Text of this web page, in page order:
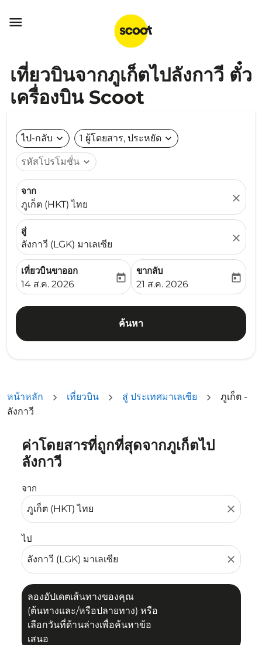

เที่ยวบินจากภูเก็ตไปลังกาวี ตั๋ว
เครื่องบิน Scoot
ไป-กลับ expand_more 1 ผู้โดยสาร, ประหยัด expand_more
รหัสโปรโมชั่น expand_more
จาก
ภูเก็ต (HKT) ไทย
close
สู่
ลังกาวี (LGK) มาเลเซีย
close
เที่ยวบินขาออก
fc-booking-departure-date-aria-label
14 ส.ค. 2026
today
ขากลับ
fc-booking-return-date-
21 ส.ค. 2026
today
ค้นหา
หน้าหลัก เที่ยวบิน สู่ ประเทศมาเลเซีย
ภูเก็ต -
ลังกาวี
ค่าโดยสารที่ถูกที่สุดจากภูเก็ตไป
ลังกาวี
จาก
close
ไป
close
ลองอัปเดตเส้นทางของคุณ
(ต้นทางและ/หรือปลายทาง) หรือ
เลือกวันที่ด้านล่างเพื่อค้นหาข้อ
เสนอ
ลองอัปเดตเส้นทางของคุณ (ต้นทางและ/หรือปลายทาง) หรื